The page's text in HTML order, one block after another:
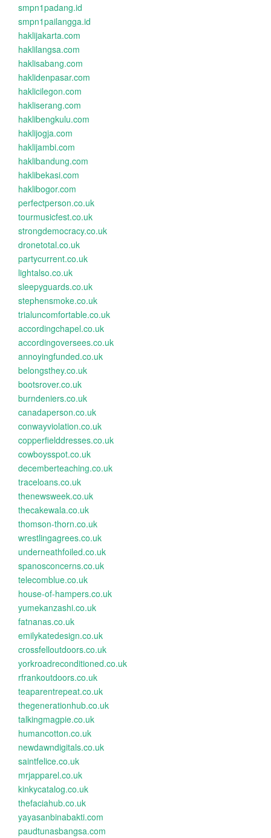
smpn1padang.id
smpn1pailangga.id
haklijakarta.com
haklilangsa.com
haklisabang.com
haklidenpasar.com
haklicilegon.com
hakliserang.com
haklibengkulu.com
haklijogja.com
haklijambi.com
haklibandung.com
haklibekasi.com
haklibogor.com
perfectperson.co.uk
tourmusicfest.co.uk
strongdemocracy.co.uk
dronetotal.co.uk
partycurrent.co.uk
lightalso.co.uk
sleepyguards.co.uk
stephensmoke.co.uk
trialuncomfortable.co.uk
accordingchapel.co.uk
accordingoversees.co.uk
annoyingfunded.co.uk
belongsthey.co.uk
bootsrover.co.uk
burndeniers.co.uk
canadaperson.co.uk
conwayviolation.co.uk
copperfielddresses.co.uk
cowboysspot.co.uk
decemberteaching.co.uk
traceloans.co.uk
thenewsweek.co.uk
thecakewala.co.uk
thomson-thorn.co.uk
wrestlingagrees.co.uk
underneathfoiled.co.uk
spanosconcerns.co.uk
telecomblue.co.uk
house-of-hampers.co.uk
yumekanzashi.co.uk
fatnanas.co.uk
emilykatedesign.co.uk
crossfelloutdoors.co.uk
yorkroadreconditioned.co.uk
rfrankoutdoors.co.uk
teaparentrepeat.co.uk
thegenerationhub.co.uk
talkingmagpie.co.uk
humancotton.co.uk
newdawndigitals.co.uk
saintfelice.co.uk
mrjapparel.co.uk
kinkycatalog.co.uk
thefaciahub.co.uk
yayasanbinabakti.com
paudtunasbangsa.com